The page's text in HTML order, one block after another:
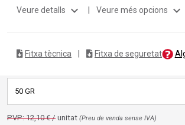
Veure detalls expand_more | Veure més opcions expand_more
Fitxa tècnica Fitxa de seguretat
50 GR
PVP: 12,10 € / unitat (Preu de venda sense IVA)